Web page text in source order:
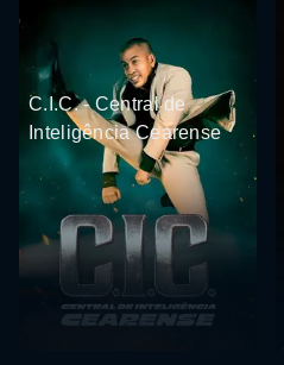
C.I.C. - Central de
Inteligência Cearense